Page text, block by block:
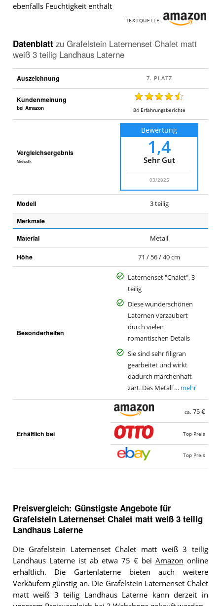
ebenfalls Feuchtigkeit enthält
TEXTQUELLE:
Datenblatt zu Grafelstein Laternenset Chalet matt
weiß 3 teilig Landhaus Laterne
Auszeichnung
Kundenmeinung
bei Amazon 84 Erfahrungsberichte
Vergleichsergebnis
Methodik
Bewertung
1,4
Sehr Gut
03/2025
Modell 3 teilig
Merkmale
Material
Metall
Höhe 71 / 56 / 40 cm
Besonderheiten
Laternenset "Chalet", 3
teilig
Diese wunderschönen
Laternen verzaubert
durch vielen
romantischen Details
Sie sind sehr filigran
gearbeitet und wirkt
dadurch märchenhaft
zart. Das Metall … mehr
Erhältlich bei
ca. 75 €
Top Preis
Top Preis
Preisvergleich: Günstigste Angebote für
Grafelstein Laternenset Chalet matt weiß 3 teilig
Landhaus Laterne
Die Grafelstein Laternenset Chalet matt weiß 3 teilig
Landhaus Laterne ist ab etwa 75 € bei Amazon online
erhältlich. Die Gartenlaterne bieten auch weitere
Verkäufern günstig an. Die Grafelstein Laternenset Chalet
matt weiß 3 teilig Landhaus Laterne kann derzeit in